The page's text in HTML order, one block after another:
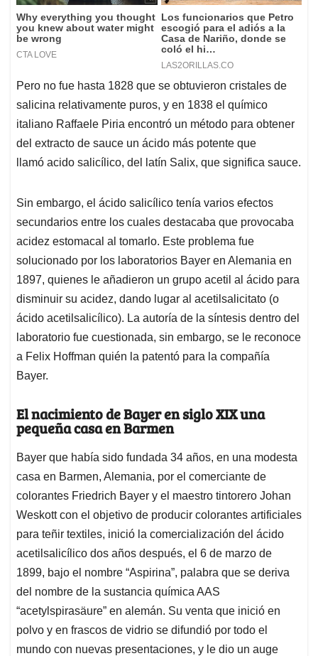
Pero no fue hasta 1828 que se obtuvieron cristales de
salicina relativamente puros, y en 1838 el químico
italiano Raffaele Piria encontró un método para obtener
del extracto de sauce un ácido más potente que
llamó acido salicílico, del latín Salix, que significa sauce.
Sin embargo, el ácido salicílico tenía varios efectos
secundarios entre los cuales destacaba que provocaba
acidez estomacal al tomarlo. Este problema fue
solucionado por los laboratorios Bayer en Alemania en
1897, quienes le añadieron un grupo acetil al ácido para
disminuir su acidez, dando lugar al acetilsalicitato (o
ácido acetilsalicílico). La autoría de la síntesis dentro del
laboratorio fue cuestionada, sin embargo, se le reconoce
a Felix Hoffman quién la patentó para la compañía
Bayer.
El nacimiento de Bayer en siglo XIX una
pequeña casa en Barmen
Bayer que había sido fundada 34 años, en una modesta
casa en Barmen, Alemania, por el comerciante de
colorantes Friedrich Bayer y el maestro tintorero Johan
Weskott con el objetivo de producir colorantes artificiales
para teñir textiles, inició la comercialización del ácido
acetilsalicílico dos años después, el 6 de marzo de
1899, bajo el nombre “Aspirina”, palabra que se deriva
del nombre de la sustancia química AAS
“acetylspirasäure” en alemán. Su venta que inició en
polvo y en frascos de vidrio se difundió por todo el
mundo con nuevas presentaciones, y le dio un auge